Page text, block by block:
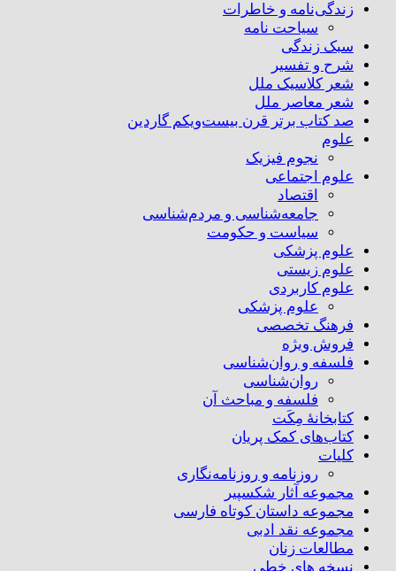
زندگی‌نامه و خاطرات
سیاحت نامه
سبک زندگی
شرح و تفسیر
شعر کلاسیک ملل
شعر معاصر ملل
صد کتاب برتر قرن بیست‌و‌یکم گاردین
علوم
نجوم فیزیک
علوم اجتماعی
اقتصاد
جامعه‌شناسی و مردم‌شناسی
سیاست و حکومت
علوم پزشکی
علوم زیستی
علوم کاربردی
علوم پزشکی
فرهنگ تخصصی
فروش ویژه
فلسفه و روان‌شناسی
روان‌شناسی
فلسفه و مباحث آن
کتابخانۀ مِکَت
کتاب‌های کمک پریان
کلیات
روزنامه و روزنامه‌نگاری
مجموعه آثار شکسپیر
مجموعه داستان کوتاه فارسی
مجموعه نقد ادبی
مطالعات زنان
نسخه های خطی